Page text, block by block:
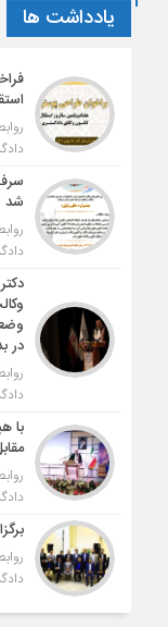
یادداشت ها
شد
در
با